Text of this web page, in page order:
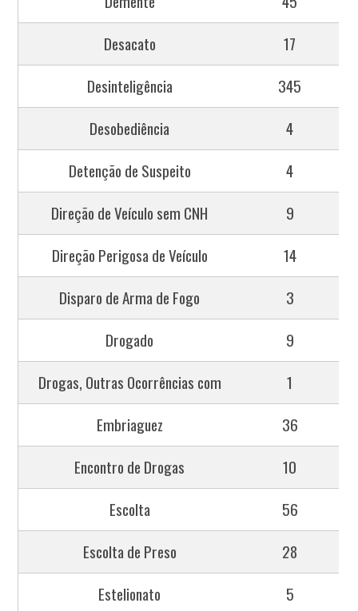
Desacato
17
Desinteligência
345
Desobediência
4
Detenção de Suspeito
4
Direção de Veículo sem CNH
9
Direção Perigosa de Veículo
14
Disparo de Arma de Fogo
3
Drogado
9
Drogas, Outras Ocorrências com
1
Embriaguez
36
Encontro de Drogas
10
Escolta
56
Escolta de Preso
28
Estelionato
5